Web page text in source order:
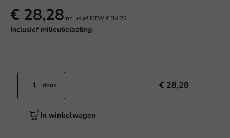
€ 28,28Inclusief BTW€ 34,22
Inclusief milieubelasting
doos € 28,28
In winkelwagen